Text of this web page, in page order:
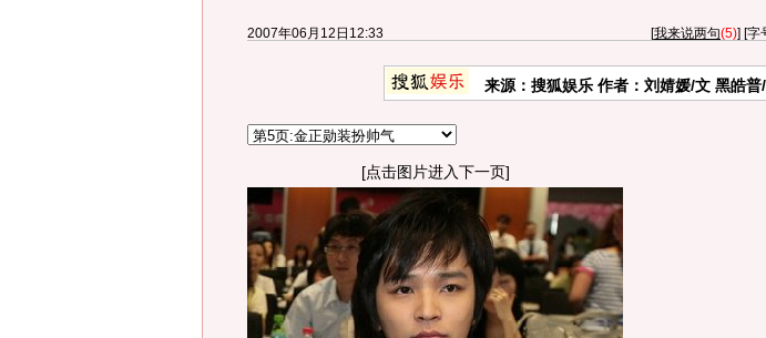
2007年06月12日12:33 [我来说两句(5)] [字
来源：搜狐娱乐 作者：刘婧媛/文 黑皓普
[点击图片进入下一页]